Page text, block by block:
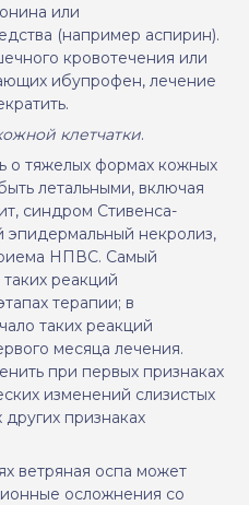
или
(например аспирин).
кровотечения или
ибупрофен, лечение
клетчатки.
о тяжелых формах кожных
летальными, включая
синдром Стивенса-
эпидермальный некролиз,
НПВС. Самый
реакций
терапии; в
таких реакций
месяца лечения.
при первых признаках
изменений слизистых
признаках
ветряная оспа может
осложнения со